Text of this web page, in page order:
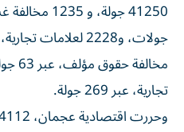
تجارية، عبر 269 جولة.